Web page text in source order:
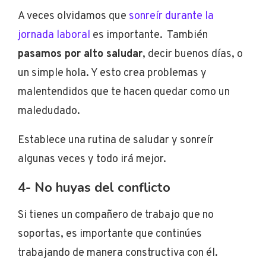
A veces olvidamos que sonreír durante la
jornada laboral es importante. También
pasamos por alto saludar, decir buenos días, o
un simple hola. Y esto crea problemas y
malentendidos que te hacen quedar como un
maledudado.
Establece una rutina de saludar y sonreír
algunas veces y todo irá mejor.
4- No huyas del conflicto
Si tienes un compañero de trabajo que no
soportas, es importante que continúes
trabajando de manera constructiva con él.